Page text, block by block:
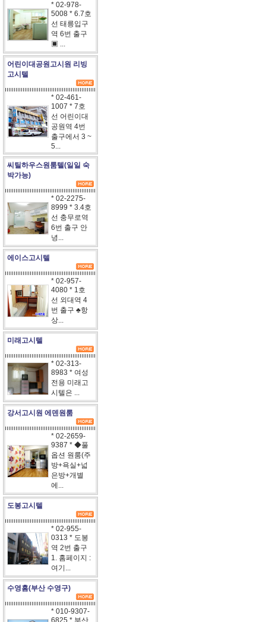
* 02-978-
5008 * 6.7호
선 태릉입구
역 6번 출구
▣ ...
어린이대공원고시원 리빙
고시텔
* 02-461-
1007 * 7호
선 어린이대
공원역 4번
출구에서 3 ~
5...
씨틸하우스원룸텔(일일 숙
박가능)
* 02-2275-
8999 * 3.4호
선 충무로역
6번 출구 안
녕...
에이스고시텔
* 02-957-
4080 * 1호
선 외대역 4
번 출구 ♣항
상...
미래고시텔
* 02-313-
8983 * 여성
전용 미래고
시텔은 ...
강서고시원 에덴원룸
* 02-2659-
9387 * ◆풀
옵션 원룸(주
방+욕실+넓
은방+개별
에...
도봉고시텔
* 02-955-
0313 * 도봉
역 2번 출구
1. 홈페이지 :
여기...
수영홈(부산 수영구)
* 010-9307-
6825 * 부산